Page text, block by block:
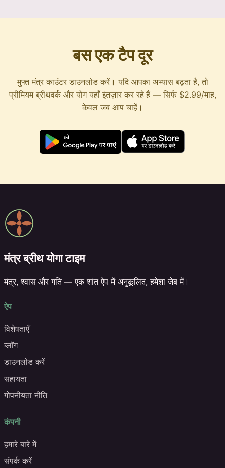
बस एक टैप दूर
मुफ्त मंत्र काउंटर डाउनलोड करें। यदि आपका अभ्यास बढ़ता है, तो
प्रीमियम ब्रीथवर्क और योग यहाँ इंतज़ार कर रहे हैं — सिर्फ $2.99/माह,
केवल जब आप चाहें।
मंत्र ब्रीथ योगा टाइम
मंत्र, श्वास और गति — एक शांत ऐप में अनुकूलित, हमेशा जेब में।
ऐप
विशेषताएँ
ब्लॉग
डाउनलोड करें
सहायता
गोपनीयता नीति
कंपनी
हमारे बारे में
संपर्क करें